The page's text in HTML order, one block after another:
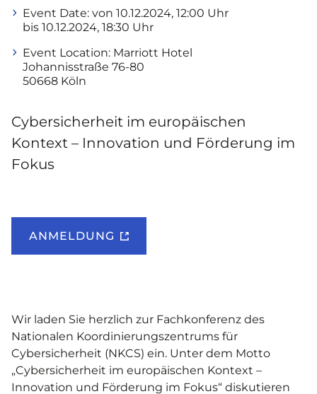
Event Date: von 10.12.2024, 12:00 Uhr
bis 10.12.2024, 18:30 Uhr
Event Location: Marriott Hotel
Johannisstraße 76-80
50668 Köln
Cybersicherheit im europäischen
Kontext – Innovation und Förderung im
Fokus
ANMELDUNG
Wir laden Sie herzlich zur Fachkonferenz des
Nationalen Koordinierungszentrums für
Cybersicherheit (NKCS) ein. Unter dem Motto
„Cybersicherheit im europäischen Kontext –
Innovation und Förderung im Fokus“ diskutieren